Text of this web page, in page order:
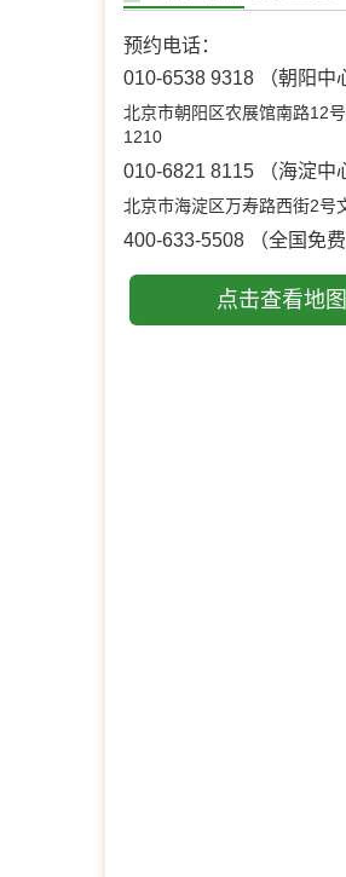
预约电话：
010-6538 9318
（朝阳中
北京市朝阳区农展馆南路12
1210
010-6821 8115 （海淀中
北京市海淀区万寿路西街2号
400-633-5508 （全国免
点击查看地图